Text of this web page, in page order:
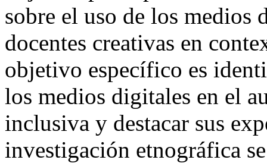
sobre el uso de los medios
docentes creativas en
objetivo específico es
los medios digitales en el
inclusiva y destacar sus
investigación etnográfica